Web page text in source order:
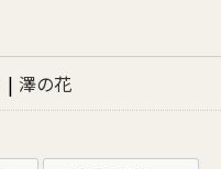
| 澤の花